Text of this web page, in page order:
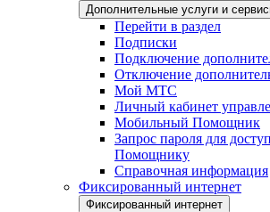
Дополнительные услуги и
Перейти в раздел
Подписки
Подключение
Отключение
Мой МТС
Личный кабинет
Мобильный Помощник
Запрос пароля для
Помощнику
Справочная информация
Фиксированный интернет
Фиксированный интернет